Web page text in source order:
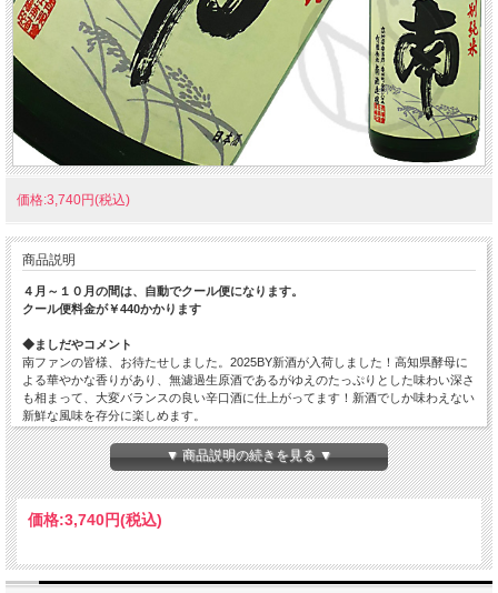
価格:3,740円(税込)
商品説明
４月～１０月の間は、自動でクール便になります。
クール便料金が￥440かかります
◆ましだやコメント
南ファンの皆様、お待たせしました。2025BY新酒が入荷しました！高知県酵母に
よる華やかな香りがあり、無濾過生原酒であるがゆえのたっぷりとした味わい深さ
も相まって、大変バランスの良い辛口酒に仕上がってます！新酒でしか味わえない
新鮮な風味を存分に楽しめます。
原材料…米（国産）・米こうじ（国産米）
原料米…国産米
精米歩合…65%（原形精米）
酸度…1.6
▼ 商品説明の続きを見る ▼
価格:3,740円(税込)